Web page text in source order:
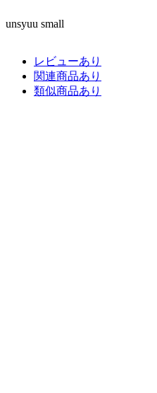
unsyuu small
レビューあり
関連商品あり
類似商品あり